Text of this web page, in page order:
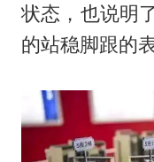
状态，也说明
的站稳脚跟的